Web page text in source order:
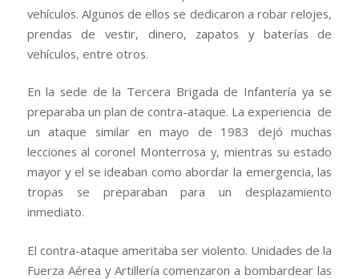
vehículos. Algunos de ellos se dedicaron a robar relojes,
prendas de vestir, dinero, zapatos y baterías de
vehículos, entre otros.
En la sede de la Tercera Brigada de Infantería ya se
preparaba un plan de contra-ataque. La experiencia de
un ataque similar en mayo de 1983 dejó muchas
lecciones al coronel Monterrosa y, mientras su estado
mayor y el se ideaban como abordar la emergencia, las
tropas se preparaban para un desplazamiento
inmediato.
El contra-ataque ameritaba ser violento. Unidades de la
Fuerza Aérea y Artillería comenzaron a bombardear las